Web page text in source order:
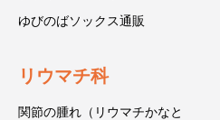
ゆびのばソックス通販
リウマチ科
関節の腫れ（リウマチかなと